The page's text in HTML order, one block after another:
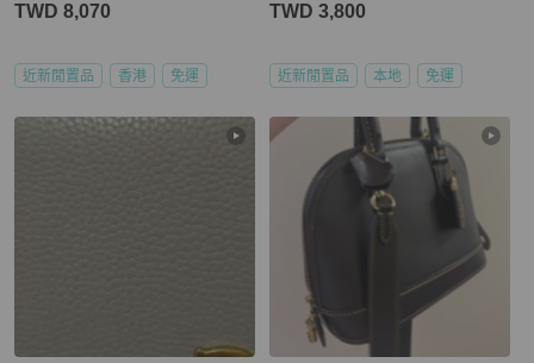
TWD 8,070
近新閒置品 香港 免運
TWD 3,800
近新閒置品 本地 免運